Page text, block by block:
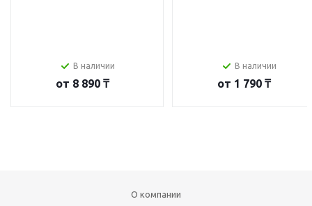
В наличии
от 8 890 ₸
В наличии
от 1 790 ₸
О компании